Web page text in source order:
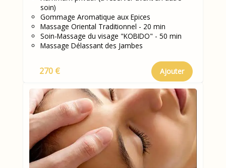
soin)
Gommage Aromatique aux Epices
Massage Oriental Traditionnel - 20 min
Soin-Massage du visage "KOBIDO" - 50 min
Massage Délassant des Jambes
270 € Ajouter